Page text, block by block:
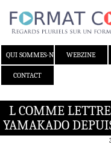
QUI SOMMES-NOUS ?WEBZINE
CONTACT
L COMME
YAMAKADO